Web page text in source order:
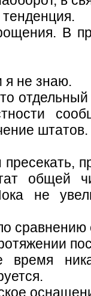
В
я не знаю.
отдельный
штатов.
общей
не
сравнению